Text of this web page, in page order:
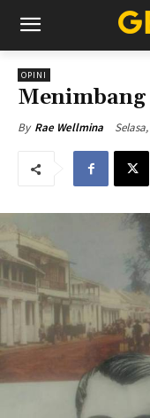
OPINI
By Rae Wellmina